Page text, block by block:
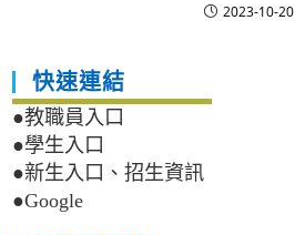
2023-10-20
快速連結
●教職員入口
●學生入口
●新生入口、招生資訊
●Google